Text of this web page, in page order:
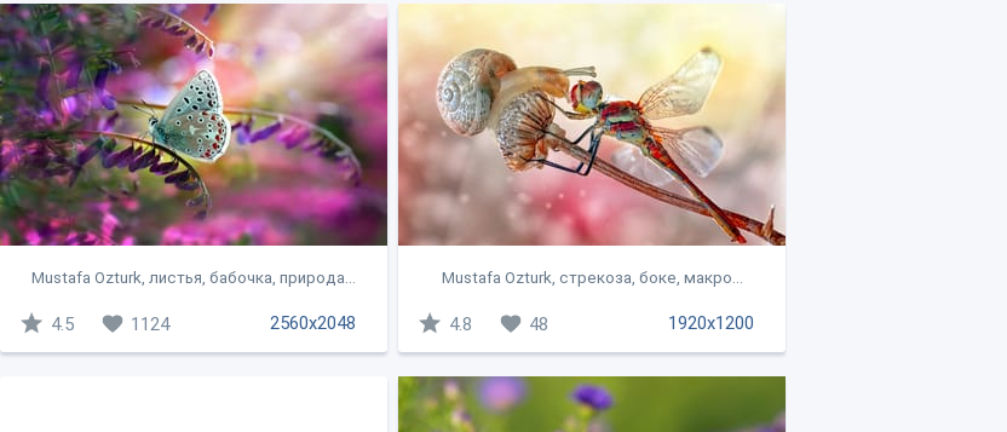
Mustafa Ozturk, листья, бабочка, природа...
2560x2048
4.5 1124
Mustafa Ozturk, стрекоза, боке, макро...
1920x1200
4.8 48